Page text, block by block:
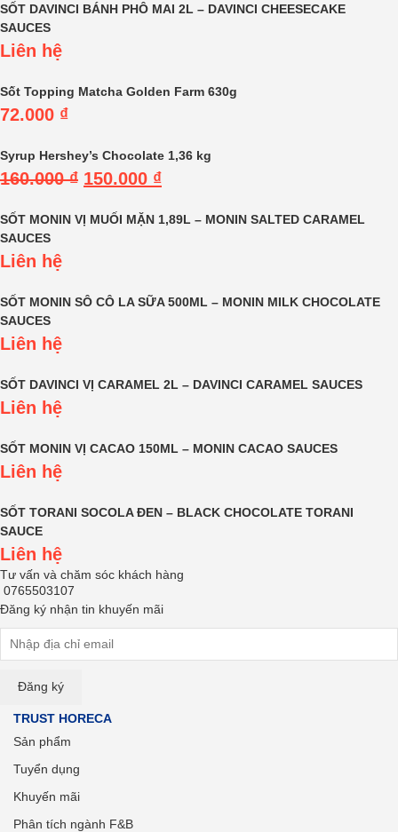
SỐT DAVINCI BÁNH PHÔ MAI 2L – DAVINCI CHEESECAKE
SAUCES
Liên hệ
Sốt Topping Matcha Golden Farm 630g
72.000 ₫
Syrup Hershey’s Chocolate 1,36 kg
160.000₫ 150.000 ₫
SỐT MONIN VỊ MUỐI MẶN 1,89L – MONIN SALTED CARAMEL
SAUCES
Liên hệ
SỐT MONIN SÔ CÔ LA SỮA 500ML – MONIN MILK CHOCOLATE
SAUCES
Liên hệ
SỐT DAVINCI VỊ CARAMEL 2L – DAVINCI CARAMEL SAUCES
Liên hệ
SỐT MONIN VỊ CACAO 150ML – MONIN CACAO SAUCES
Liên hệ
SỐT TORANI SOCOLA ĐEN – BLACK CHOCOLATE TORANI
SAUCE
Liên hệ
Tư vấn và chăm sóc khách hàng
0765503107
Đăng ký nhận tin khuyến mãi
TRUST HORECA
Sản phẩm
Tuyển dụng
Khuyến mãi
Phân tích ngành F&B